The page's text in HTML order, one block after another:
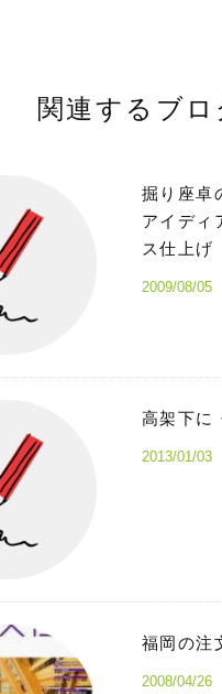
関連するブロ
掘り座卓
アイディ
ス仕上げ
2009/08/05
高架下に
2013/01/03
福岡の注
2008/04/26